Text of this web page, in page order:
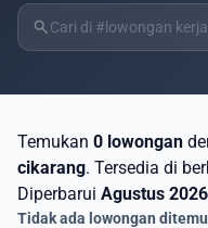
search
Temukan 0 lowongan
cikarang. Tersedia di
Diperbarui Agustus 2026
Tidak ada lowongan